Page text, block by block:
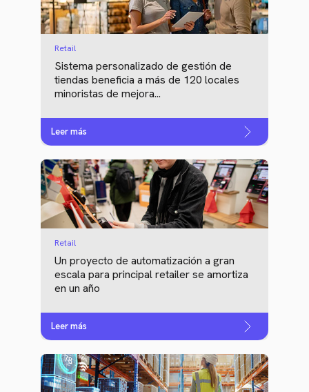
Retail
Sistema personalizado de gestión de
tiendas beneficia a más de 120 locales
minoristas de mejora...
Leer más
Retail
Un proyecto de automatización a gran
escala para principal retailer se amortiza
en un año
Leer más